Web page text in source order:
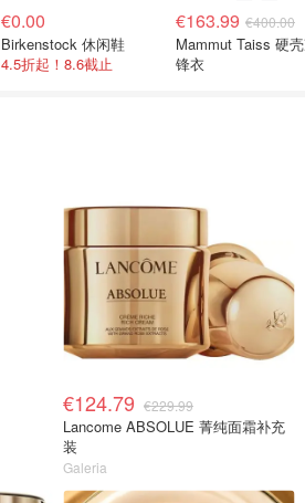
€0.00
Birkenstock 休闲鞋
4.5折起！8.6截止
€163.99 €400.00
Mammut Taiss 硬
锋衣
€124.79 €229.99
Lancome ABSOLUE 菁纯面霜补充
装
Galeria